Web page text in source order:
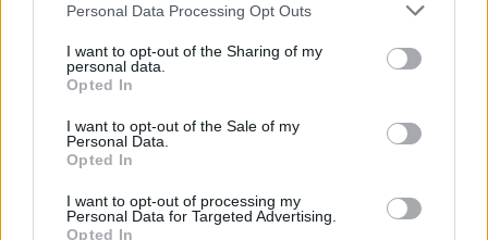
Personal Data Processing Opt Outs
I want to opt-out of the Sharing of my
personal data.
Opted In
I want to opt-out of the Sale of my
Personal Data.
Opted In
I want to opt-out of processing my
Personal Data for Targeted Advertising.
Opted In